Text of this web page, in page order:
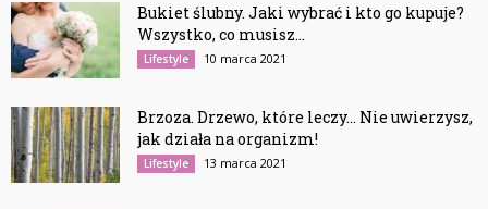
Bukiet ślubny. Jaki wybrać i kto go kupuje?
Wszystko, co musisz...
Lifestyle 10 marca 2021
Brzoza. Drzewo, które leczy… Nie uwierzysz,
jak działa na organizm!
Lifestyle 13 marca 2021